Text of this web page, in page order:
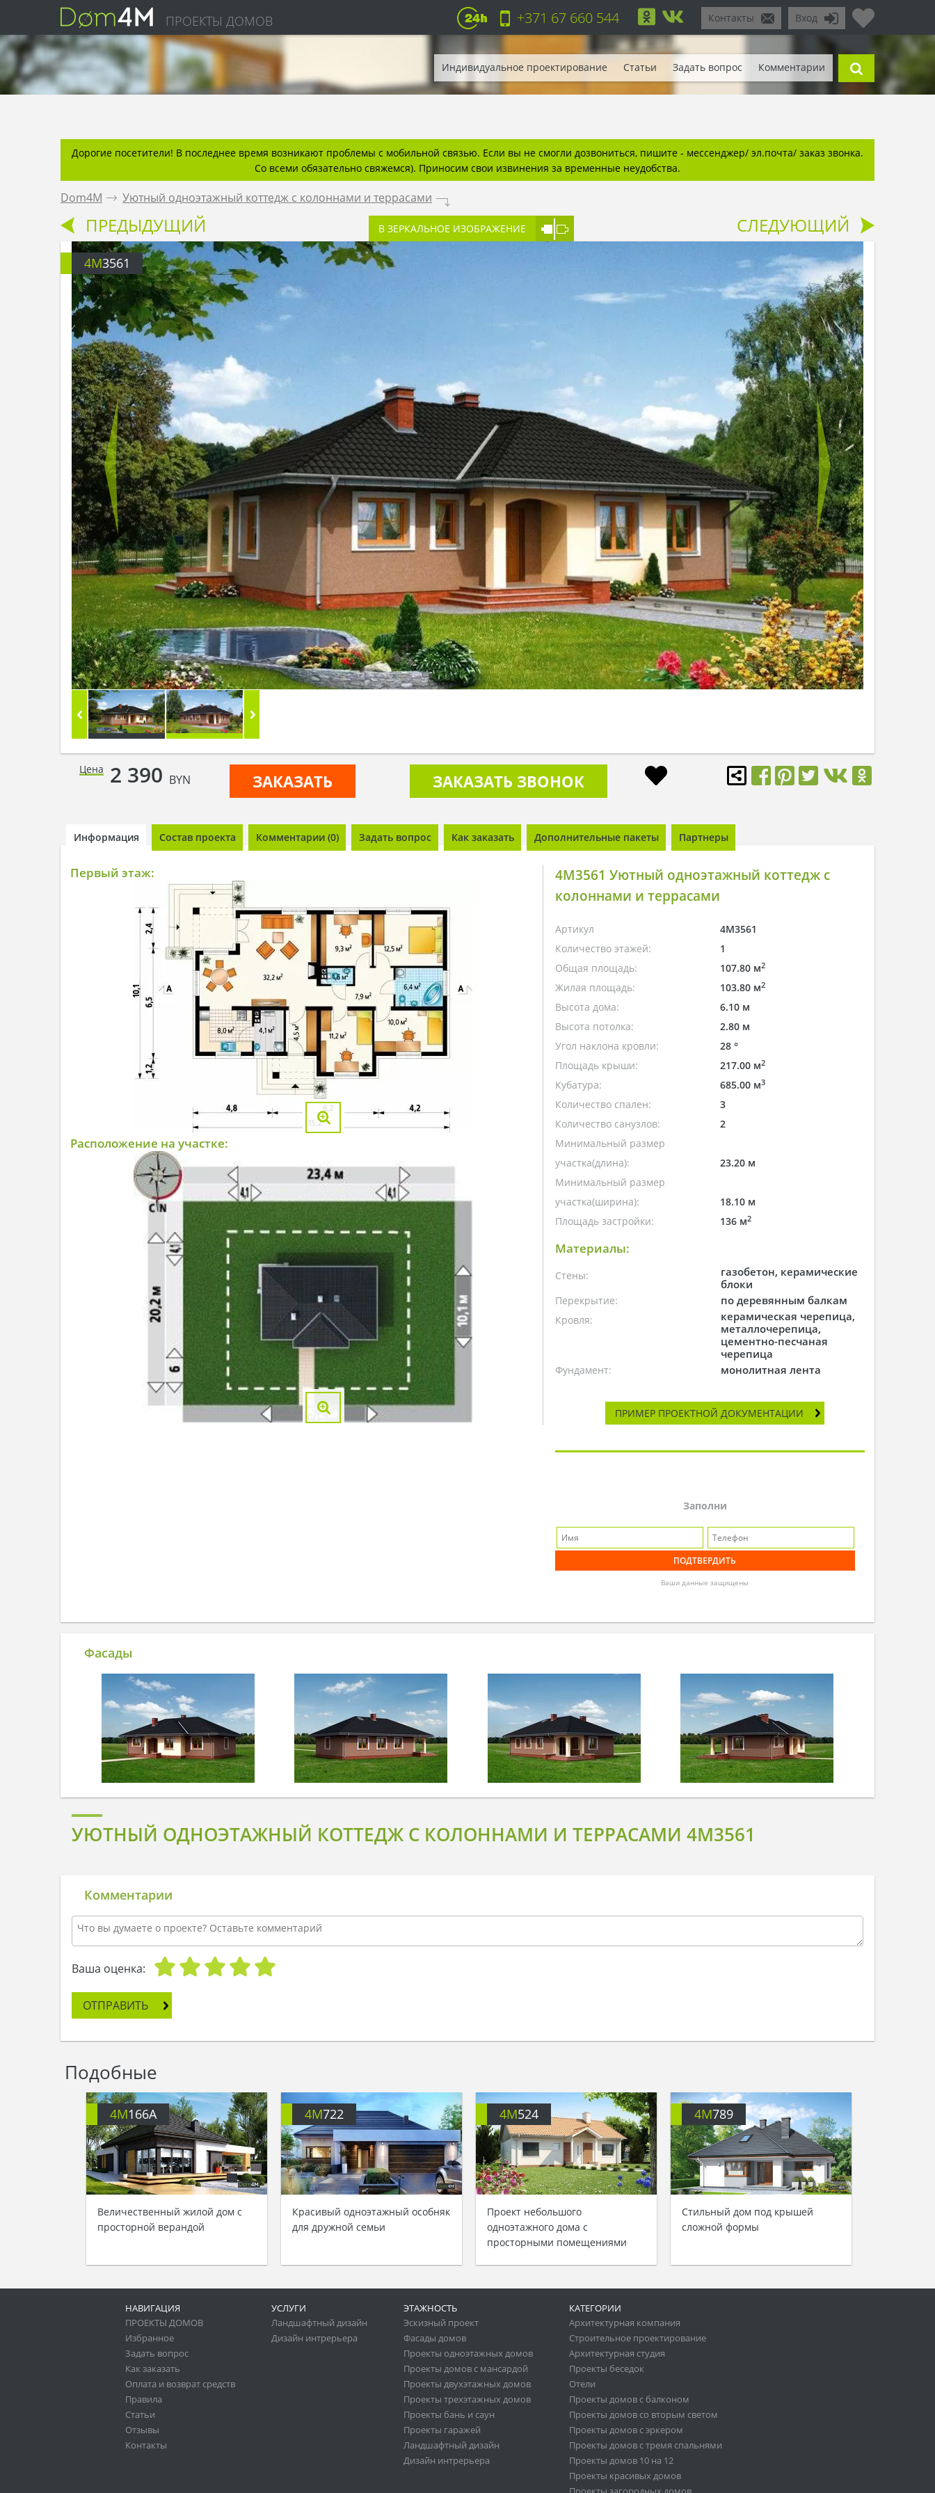
ПРОЕКТЫ ДОМОВ Вход
Контакты
+371 67 660 544
Индивидуальное проектирование Статьи Задать вопрос Комментарии
Дорогие посетители! В последнее время возникают проблемы с мобильной связью. Если вы не смогли дозвониться, пишите - мессенджер/ эл.почта/ заказ звонка.
Со всеми обязательно свяжемся). Приносим свои извинения за временные неудобства.
Dom4M . Уютный одноэтажный коттедж с колоннами и террасами .
ПРЕДЫДУЩИЙ В ЗЕРКАЛЬНОЕ ИЗОБРАЖЕНИЕ СЛЕДУЮЩИЙ
4M3561
Цена 2 390 BYN ЗАКАЗАТЬ ЗАКАЗАТЬ ЗВОНОК
Информация Состав проекта Комментарии (0) Задать вопрос Как заказать Дополнительные пакеты Партнеры
Первый этаж:
Расположение на участке:
4M3561 Уютный одноэтажный коттедж с
колоннами и террасами
Артикул
4M3561
Количество этажей:
1
Общая площадь:
107.80 м2
Жилая площадь: 103.80 м2
Высота дома:
6.10 м
Высота потолка:
2.80 м
Угол наклона кровли:
28 °
Площадь крыши:
217.00 м2
Кубатура: 685.00 м3
Количество спален:
3
Количество санузлов:
2
Минимальный размер
участка(длина):
23.20 м
Минимальный размер
участка(ширина):
18.10 м
Площадь застройки:
136 м2
Материалы:
Стены:
газобетон, керамические
блоки
Перекрытие: по деревянным балкам
Кровля:
керамическая черепица,
металлочерепица,
цементно-песчаная
черепица
Фундамент: монолитная лента
ПРИМЕР ПРОЕКТНОЙ ДОКУМЕНТАЦИИ
Заполни
Ваши данные защищены
Фасады
УЮТНЫЙ ОДНОЭТАЖНЫЙ КОТТЕДЖ С КОЛОННАМИ И ТЕРРАСАМИ 4M3561
Комментарии
Ваша оценка:
ОТПРАВИТЬ
Подобные
4M166A
Величественный жилой дом с
просторной верандой
4M722
Красивый одноэтажный особняк
для дружной семьи
4M524
Проект небольшого
одноэтажного дома с
просторными помещениями
4M789
Стильный дом под крышей
сложной формы
НАВИГАЦИЯ
ПРОЕКТЫ ДОМОВ
Избранное
Задать вопрос
Как заказать
Оплата и возврат средств
Правила
Статьи
Отзывы
Контакты
УСЛУГИ
Ландшафтный дизайн
Дизайн интрерьера
ЭТАЖНОСТЬ
Эскизный проект
Фасады домов
Проекты одноэтажных домов
Проекты домов с мансардой
Проекты двухэтажных домов
Проекты трехэтажных домов
Проекты бань и саун
Проекты гаражей
Ландшафтный дизайн
Дизайн интрерьера
КАТЕГОРИИ
Архитектурная компания
Строительное проектирование
Архитектурная студия
Проекты беседок
Отели
Проекты домов с балконом
Проекты домов со вторым светом
Проекты домов с эркером
Проекты домов с тремя спальнями
Проекты домов 10 на 12
Проекты красивых домов